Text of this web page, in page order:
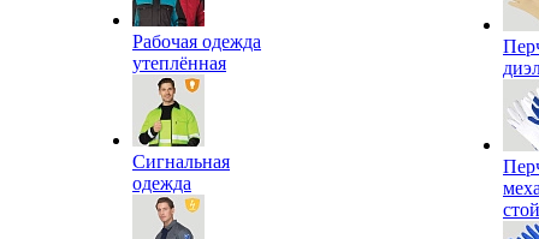
Рабочая одежда
утеплённая
Сигнальная
одежда